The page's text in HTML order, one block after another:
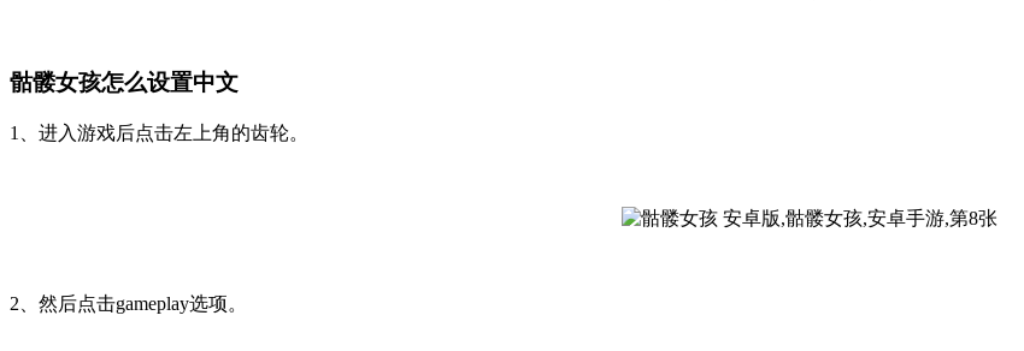
骷髅女孩怎么设置中文
1、进入游戏后点击左上角的齿轮。
2、然后点击gameplay选项。